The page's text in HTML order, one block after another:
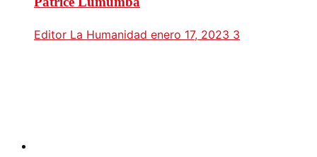
Editor La Humanidad enero 17, 2023 3